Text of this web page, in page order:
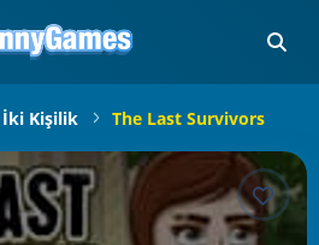
İki Kişilik The Last Survivors